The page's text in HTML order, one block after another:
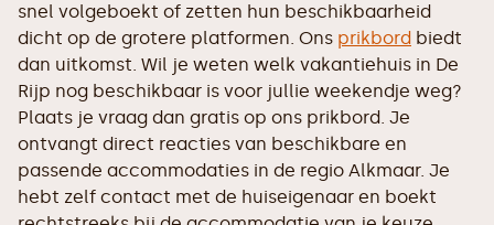
snel volgeboekt of zetten hun beschikbaarheid
dicht op de grotere platformen. Ons prikbord biedt
dan uitkomst. Wil je weten welk vakantiehuis in De
Rijp nog beschikbaar is voor jullie weekendje weg?
Plaats je vraag dan gratis op ons prikbord. Je
ontvangt direct reacties van beschikbare en
passende accommodaties in de regio Alkmaar. Je
hebt zelf contact met de huiseigenaar en boekt